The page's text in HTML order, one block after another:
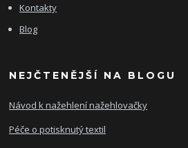
Kontakty
Blog
NEJČTENĚJŠÍ NA BLOGU
Návod k nažehlení nažehlovačky
Péče o potisknutý textil